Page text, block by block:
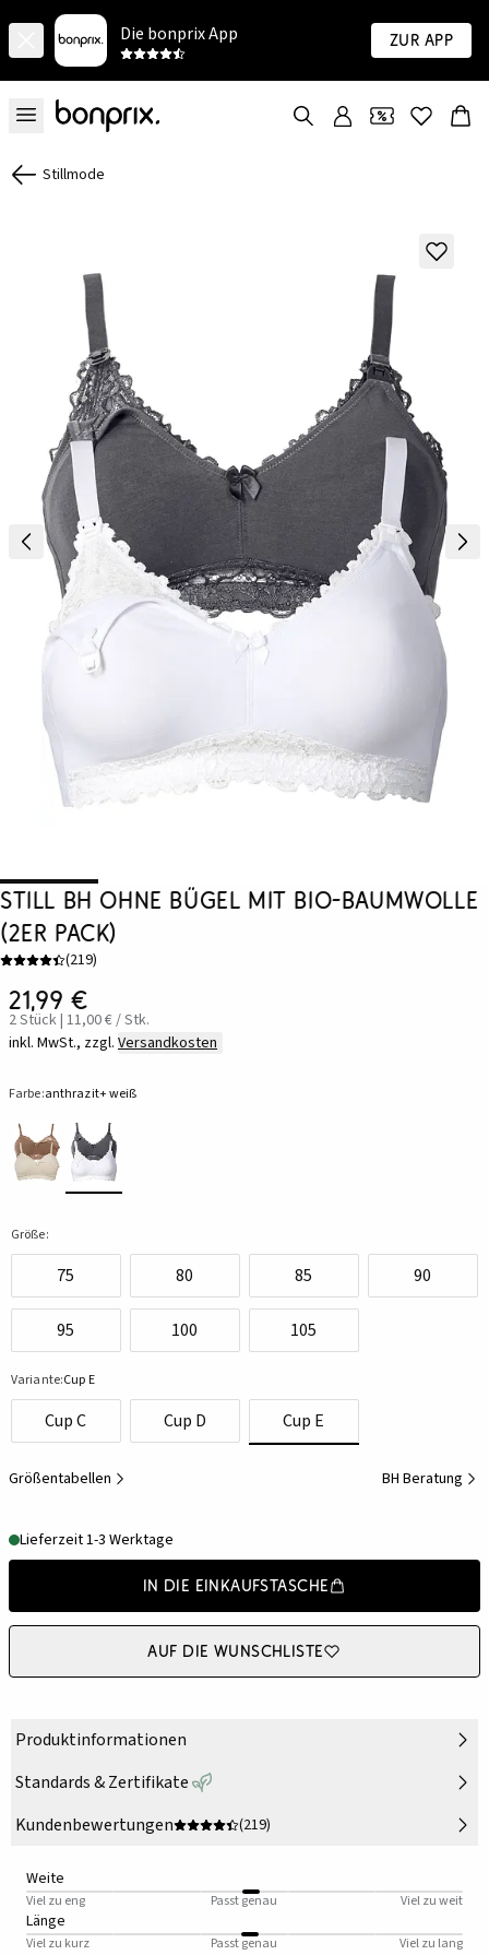
Die bonprix App Zur App
Stillmode
Still BH ohne Bügel mit Bio-Baumwolle
(2er Pack)
(219)
21,99 €
2 Stück | 11,00 € / Stk.
inkl. MwSt., zzgl. Versandkosten
Farbe:anthrazit+ weiß
Größe:
75 80 85 90
95 100 105
Variante:Cup E
Cup C Cup D Cup E
Größentabellen BH Beratung
Lieferzeit 1-3 Werktage
In die Einkaufstasche
Auf die Wunschliste
Produktinformationen
Standards & Zertifikate
Kundenbewertungen
(219)
Weite
Viel zu eng Passt genau Viel zu weit
Länge
Viel zu kurz Passt genau Viel zu lang